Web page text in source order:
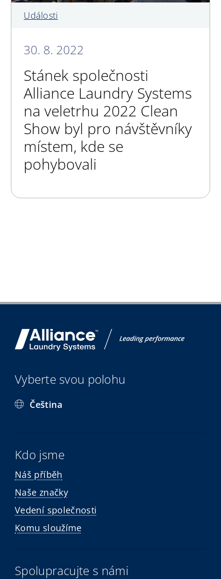
Události
30. 8. 2022
Stánek společnosti
Alliance Laundry Systems
na veletrhu 2022 Clean
Show byl pro návštěvníky
místem, kde se
pohybovali
Vyberte svou polohu
Čeština
Kdo jsme
Náš příběh
Naše značky
Vedení společnosti
Komu sloužíme
Spolupracujte s námi